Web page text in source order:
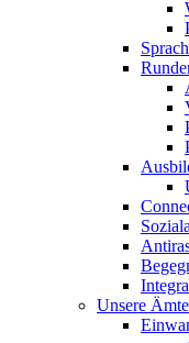
Unsere